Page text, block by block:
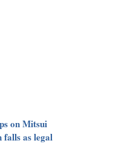
on Mitsui
as legal